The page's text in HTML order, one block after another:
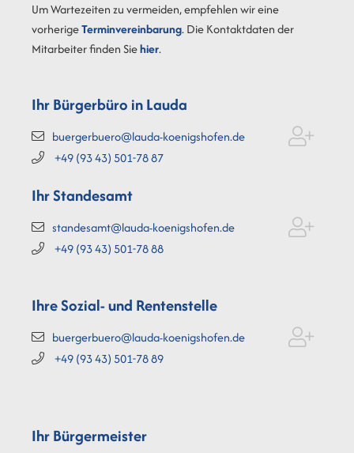
Um Wartezeiten zu vermeiden, empfehlen wir eine
vorherigeTerminvereinbarung. Die Kontaktdaten der
Mitarbeiter finden Siehier.
Ihr Bürgerbüro in Lauda
buergerbuero@lauda-koenigshofen.de
+49 (9343) 501-7887
Ihr Standesamt
standesamt@lauda-koenigshofen.de
+49 (9343) 501-7888
Ihre Sozial- und Rentenstelle
buergerbuero@lauda-koenigshofen.de
+49 (9343) 501-7889
Ihr Bürgermeister